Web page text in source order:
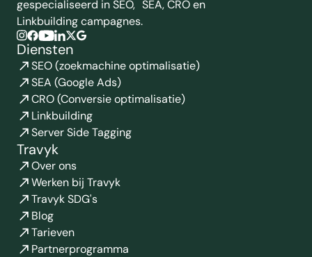
gespecialiseerd in SEO, SEA, CRO en
Linkbuilding campagnes.
Diensten
SEO (zoekmachine optimalisatie)
SEA (Google Ads)
CRO (Conversie optimalisatie)
Linkbuilding
Server Side Tagging
Travyk
Over ons
Werken bij Travyk
Travyk SDG's
Blog
Tarieven
Partnerprogramma